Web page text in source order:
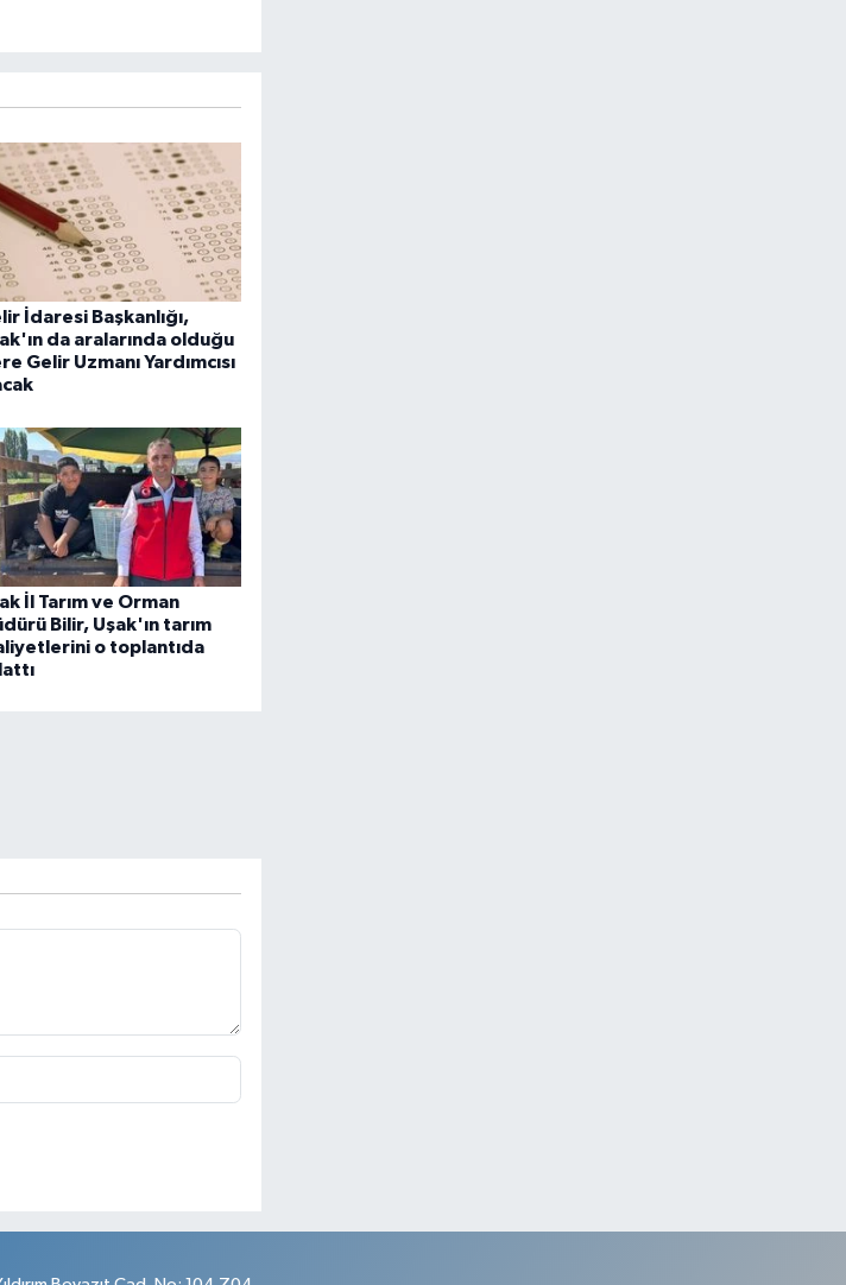
İdaresi Başkanlığı,
da aralarında olduğu
Gelir Uzmanı Yardımcısı
İl Tarım ve Orman
Bilir, Uşak'ın tarım
o toplantıda